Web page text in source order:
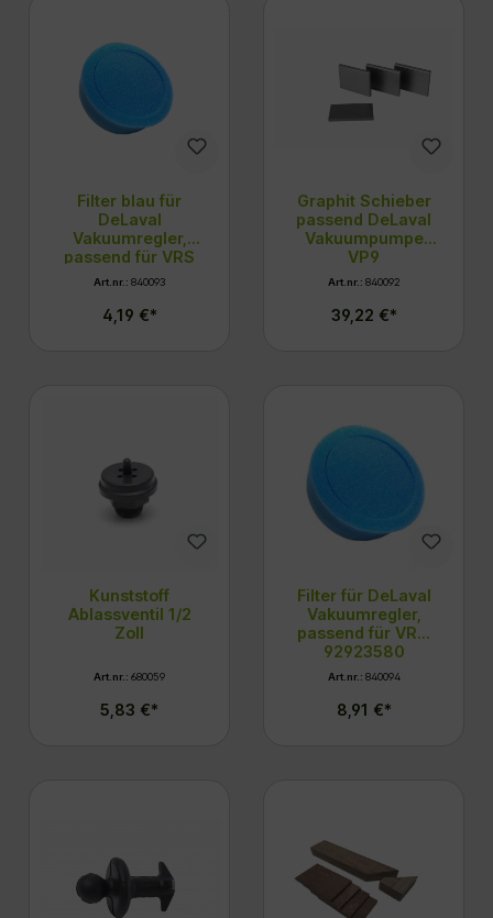
Filter blau für
DeLaval
Vakuumregler,
passend für VRS
vgl. 96798902
Art.nr.: 840093
4,19 €*
Graphit Schieber
passend DeLaval
Vakuumpumpe
VP9
Art.nr.: 840092
39,22 €*
Kunststoff
Ablassventil 1/2
Zoll
Art.nr.: 680059
5,83 €*
Filter für DeLaval
Vakuumregler,
passend für VRM
92923580
Art.nr.: 840094
8,91 €*